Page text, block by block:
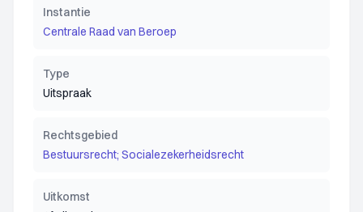
Instantie
Centrale Raad van Beroep
Type
Uitspraak
Rechtsgebied
Bestuursrecht; Socialezekerheidsrecht
Uitkomst